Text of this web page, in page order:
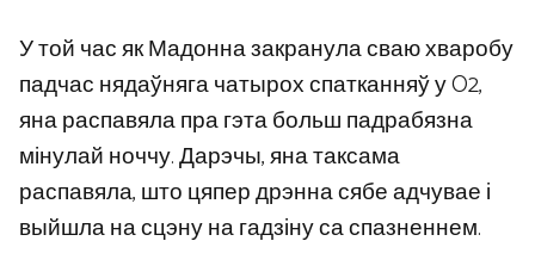
У той час як Мадонна закранула сваю хваробу
падчас нядаўняга чатырох спатканняў у O2,
яна распавяла пра гэта больш падрабязна
мінулай ноччу. Дарэчы, яна таксама
распавяла, што цяпер дрэнна сябе адчувае і
выйшла на сцэну на гадзіну са спазненнем.